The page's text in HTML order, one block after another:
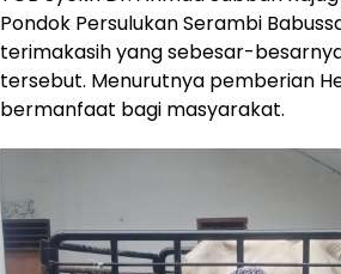
Pondok Persulukan Serambi
terimakasih yang sebesar-
tersebut. Menurutnya pemberian
bermanfaat bagi masyarakat.